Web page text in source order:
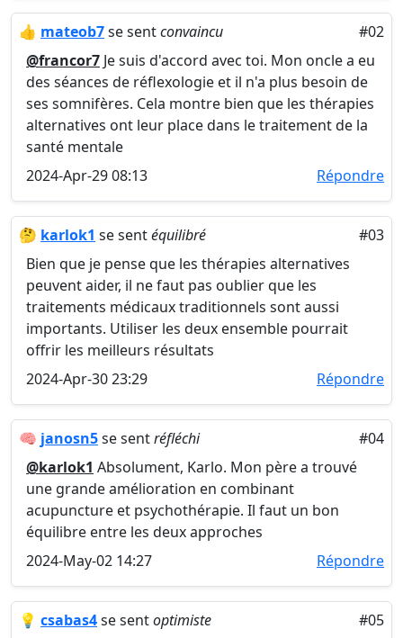
👍 mateob7se sentconvaincu
#02
@francor7 Je suis d'accord avec toi. Mon oncle a eu
des séances de réflexologie et il n'a plus besoin de
ses somnifères. Cela montre bien que les thérapies
alternatives ont leur place dans le traitement de la
santé mentale
2024-Apr-29 08:13
Répondre
🤔 karlok1 se sentéquilibré
#03
Bien que je pense que les thérapies alternatives
peuvent aider, il ne faut pas oublier que les
traitements médicaux traditionnels sont aussi
importants. Utiliser les deux ensemble pourrait
offrir les meilleurs résultats
2024-Apr-30 23:29
Répondre
🧠 janosn5se sentréfléchi
#04
@karlok1 Absolument, Karlo. Mon père a trouvé
une grande amélioration en combinant
acupuncture et psychothérapie. Il faut un bon
équilibre entre les deux approches
2024-May-02 14:27
Répondre
💡 csabas4se sentoptimiste
#05